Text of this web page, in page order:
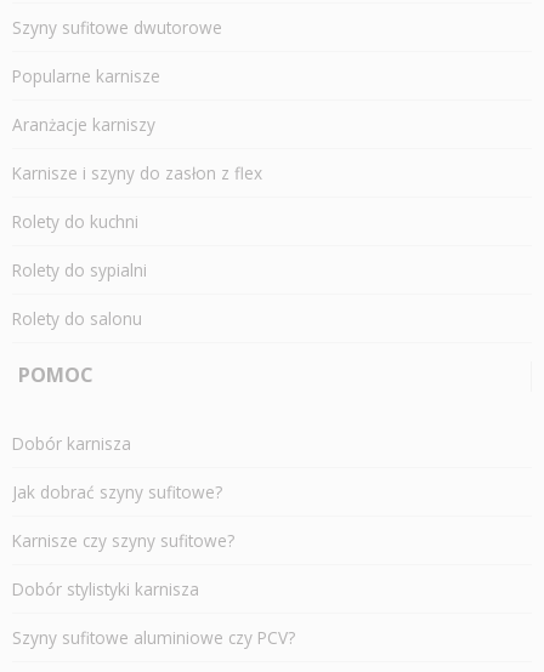
Szyny sufitowe dwutorowe
Popularne karnisze
Aranżacje karniszy
Karnisze i szyny do zasłon z flex
Rolety do kuchni
Rolety do sypialni
Rolety do salonu
POMOC
Dobór karnisza
Jak dobrać szyny sufitowe?
Karnisze czy szyny sufitowe?
Dobór stylistyki karnisza
Szyny sufitowe aluminiowe czy PCV?